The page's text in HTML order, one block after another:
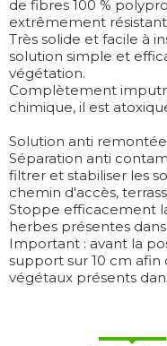
de fibres 100 %
extrêmement
Très solide et facile à
solution simple et
végétation.
Complètement
chimique, il est
Solution anti
Séparation anti
filtrer et stabiliser les
chemin d'accès,
Stoppe efficacement
herbes présentes
Important : avant la
support sur 10 cm
végétaux présents